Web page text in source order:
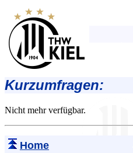
Kurzumfragen:
Nicht mehr verfügbar.
Home